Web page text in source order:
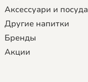
Аксессуари и посуда
Другие напитки
Бренды
Акции